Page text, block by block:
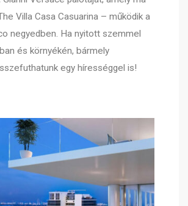
Villa Casa Casuarina – működik a
negyedben. Ha nyitott szemmel
és környékén, bármely
egy hírességgel is!